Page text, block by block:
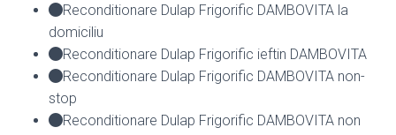
Reconditionare Dulap Frigorific DAMBOVITA la
domiciliu
Reconditionare Dulap Frigorific ieftin DAMBOVITA
Reconditionare Dulap Frigorific DAMBOVITA non-
stop
Reconditionare Dulap Frigorific DAMBOVITA non